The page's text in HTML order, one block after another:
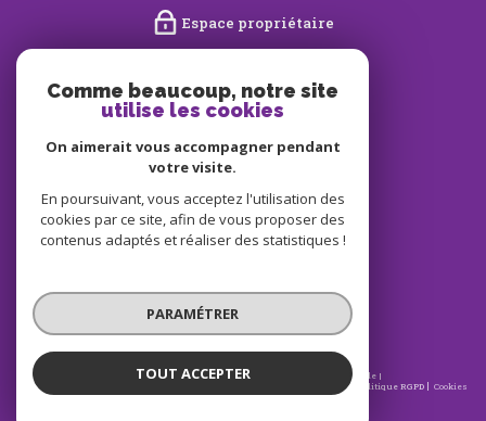
Espace propriétaire
suivre
nous
adhérons
© 2026 | Tous droits réservés | Traduction powered by Google |
Nos honoraires
Partenaires Politique RGPD Cookies
Comme beaucoup, notre site
utilise les cookies
On aimerait vous accompagner pendant
votre visite.
En poursuivant, vous acceptez l'utilisation des
cookies par ce site, afin de vous proposer des
contenus adaptés et réaliser des statistiques !
PARAMÉTRER
TOUT ACCEPTER